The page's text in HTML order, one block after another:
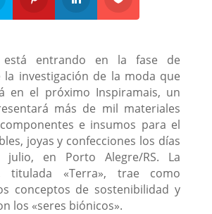
entrando en la fase de
la investigación de la moda que
en el próximo Inspiramais, un
más de mil materiales
e insumos para el
joyas y confecciones los días
en Porto Alegre/RS. La
titulada «Terra», trae como
conceptos de sostenibilidad y
los «seres biónicos».